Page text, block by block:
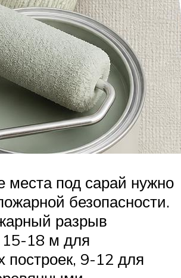
места под сарай нужно
безопасности.
разрыв
15-18 м для
построек, 9-12 для